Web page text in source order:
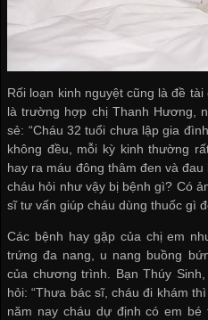
Rối loạn kinh nguyệt cũng là đề
là trường hợp chị Thanh Hương,
sẻ: “Cháu 32 tuổi chưa lập gia
không đều, mỗi kỳ kinh thường
hay ra máu đông thâm đen và
cháu hỏi như vậy bị bệnh gì? Có
sĩ tư vấn giúp cháu dùng thuốc gì
Các bệnh hay gặp của chị em
trứng đa nang, u nang buồng
của chương trình. Bạn Thúy
hỏi: “Thưa bác sĩ, cháu đi khám
năm nay cháu dự định có em